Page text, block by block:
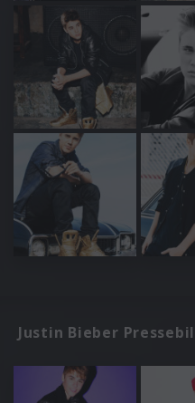
Justin Bieber